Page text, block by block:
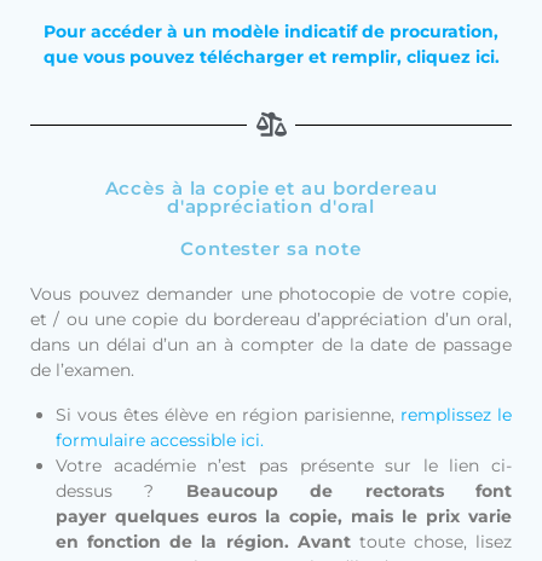
Pour accéder à un modèle indicatif de procuration,
que vous pouvez télécharger et remplir, cliquez ici.
Accès à la copie et au bordereau
d'appréciation d'oral
Contester sa note
Vous pouvez demander une photocopie de votre copie,
et / ou une copie du bordereau d’appréciation d’un oral,
dans un délai d’un an à compter de la date de passage
de l’examen.
Si vous êtes élève en région parisienne, remplissez le
formulaire accessible ici.
Votre académie n’est pas présente sur le lien ci-
dessus ? Beaucoup de rectorats font
payer quelques euros la copie, mais le prix varie
en fonction de la région. Avanttoute chose, lisez